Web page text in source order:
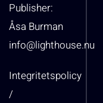
Publisher:
Åsa Burman
info@lighthouse.nu
Integritetspolicy
/